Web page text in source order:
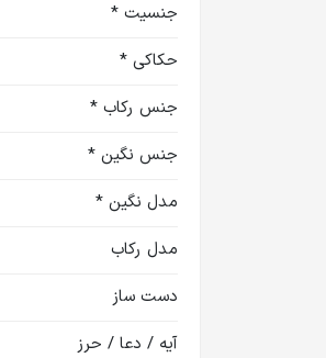
جنسیت *
حکاکی *
جنس رکاب *
جنس نگین *
مدل نگین *
مدل رکاب
دست ساز
آیه / دعا / حرز